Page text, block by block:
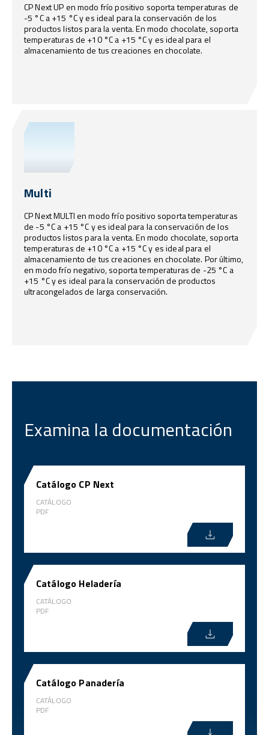
CP Next UP en modo frío positivo soporta temperaturas de
-5 °C a +15 °C y es ideal para la conservación de los
productos listos para la venta. En modo chocolate, soporta
temperaturas de +10 °C a +15 °C y es ideal para el
almacenamiento de tus creaciones en chocolate.
Multi
CP Next MULTI en modo frío positivo soporta temperaturas
de -5 °C a +15 °C y es ideal para la conservación de los
productos listos para la venta. En modo chocolate, soporta
temperaturas de +10 °C a +15 °C y es ideal para el
almacenamiento de tus creaciones en chocolate. Por último,
en modo frío negativo, soporta temperaturas de -25 °C a
+15 °C y es ideal para la conservación de productos
ultracongelados de larga conservación.
Examina la documentación
Catálogo CP Next
CATÁLOGO
PDF
Catálogo Heladería
CATÁLOGO
PDF
Catálogo Panadería
CATÁLOGO
PDF